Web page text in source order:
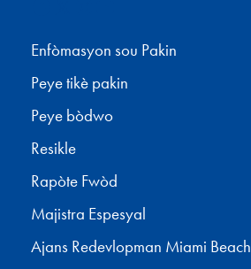
Enfòmasyon sou Pakin
Peye tikè pakin
Peye bòdwo
Resikle
Rapòte Fwòd
Majistra Espesyal
Ajans Redevlopman Miami Beach